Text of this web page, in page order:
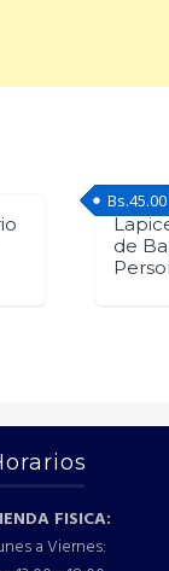
de
Bs.45.00
FISICA:
a Viernes: